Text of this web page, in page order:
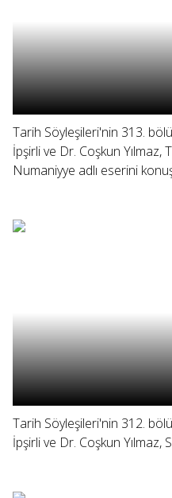
Tarih Söyleşileri'nin 313.
İpşirli ve Dr. Coşkun Yılmaz,
Numaniyye adlı eserini
Tarih Söyleşileri'nin 312.
İpşirli ve Dr. Coşkun